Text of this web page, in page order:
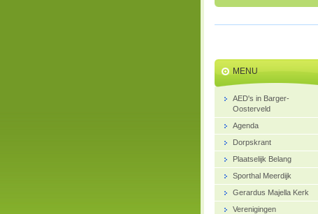
MENU
AED's in Barger-
Oosterveld
Agenda
Dorpskrant
Plaatselijk Belang
Sporthal Meerdijk
Gerardus Majella Kerk
Verenigingen